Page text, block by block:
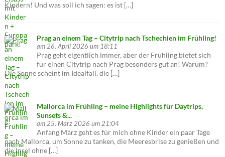
Kindern! Und was soll ich sagen: es ist […]
Prag an einem Tag – Citytrip nach Tschechien im Frühling!
am 26. April 2026 um 18:11
Prag geht eigentlich immer, aber der Frühling bietet sich
für einen Citytrip nach Prag besonders gut an! Warum?
Die Sonne scheint im Idealfall, die […]
Mallorca im Frühling – meine Highlights für Daytrips,
Sunsets &...
am 25. März 2026 um 21:04
Anfang März geht es für mich ohne Kinder ein paar Tage
nach Mallorca, um Sonne zu tanken, die Meeresbrise zu genießen und
die Insel ohne […]